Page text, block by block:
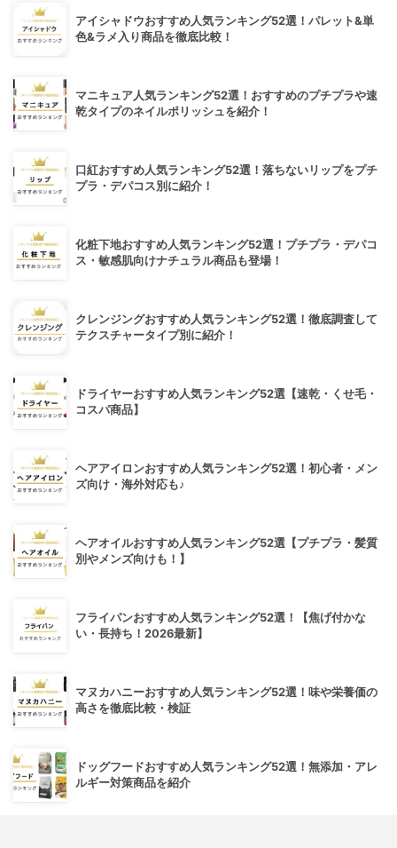
アイシャドウおすすめ人気ランキング52選！パレット&単
色&ラメ入り商品を徹底比較！
マニキュア人気ランキング52選！おすすめのプチプラや速
乾タイプのネイルポリッシュを紹介！
口紅おすすめ人気ランキング52選！落ちないリップをプチ
プラ・デパコス別に紹介！
化粧下地おすすめ人気ランキング52選！プチプラ・デパコ
ス・敏感肌向けナチュラル商品も登場！
クレンジングおすすめ人気ランキング52選！徹底調査して
テクスチャータイプ別に紹介！
ドライヤーおすすめ人気ランキング52選【速乾・くせ毛・
コスパ商品】
ヘアアイロンおすすめ人気ランキング52選！初心者・メン
ズ向け・海外対応も♪
ヘアオイルおすすめ人気ランキング52選【プチプラ・髪質
別やメンズ向けも！】
フライパンおすすめ人気ランキング52選！【焦げ付かな
い・長持ち！2026最新】
マヌカハニーおすすめ人気ランキング52選！味や栄養価の
高さを徹底比較・検証
ドッグフードおすすめ人気ランキング52選！無添加・アレ
ルギー対策商品を紹介